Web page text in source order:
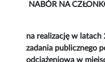
NABÓR NA
na realizację w
zadania publicznego
odciążeniowa w